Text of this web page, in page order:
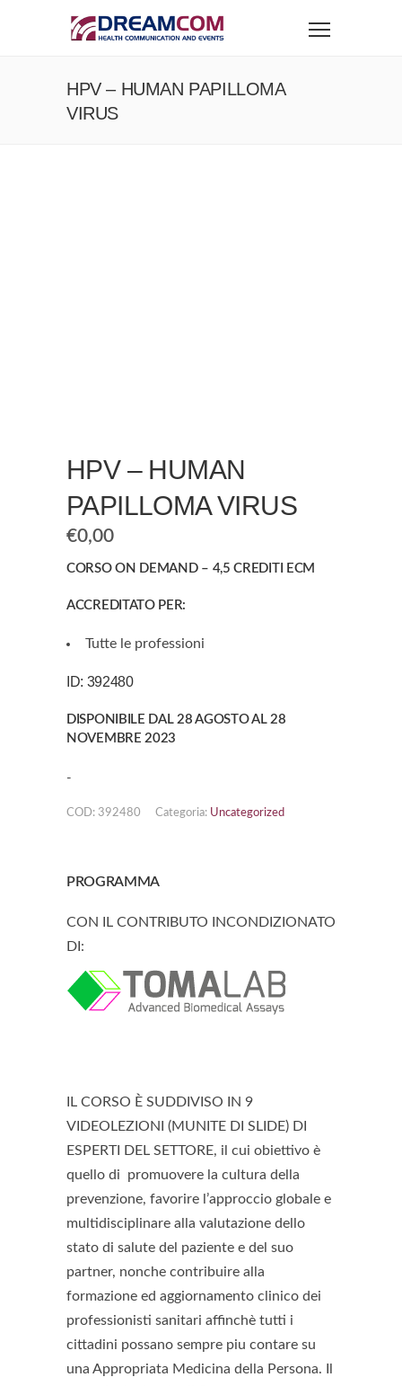
HPV – HUMAN PAPILLOMA
VIRUS
HPV – HUMAN
PAPILLOMA VIRUS
€0,00
CORSO ON DEMAND – 4,5 CREDITI ECM
ACCREDITATO PER:
Tutte le professioni
ID: 392480
DISPONIBILE DAL 28 AGOSTO AL 28
NOVEMBRE 2023
-
COD: 392480 Categoria: Uncategorized
PROGRAMMA
CON IL CONTRIBUTO INCONDIZIONATO
DI:
IL CORSO È SUDDIVISO IN 9
VIDEOLEZIONI (MUNITE DI SLIDE) DI
ESPERTI DEL SETTORE, il cui obiettivo è
quello di promuovere la cultura della
prevenzione, favorire l’approccio globale e
multidisciplinare alla valutazione dello
stato di salute del paziente e del suo
partner, nonche contribuire alla
formazione ed aggiornamento clinico dei
professionisti sanitari affinchè tutti i
cittadini possano sempre piu contare su
una Appropriata Medicina della Persona. Il